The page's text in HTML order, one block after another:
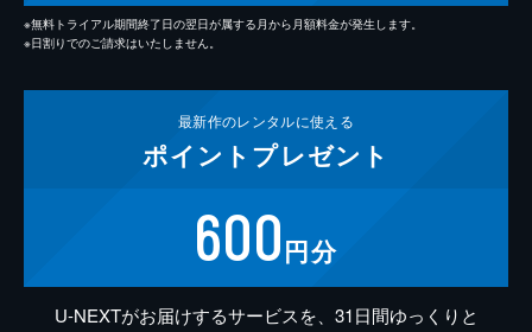
※無料トライアル期間終了日の翌日が属する月から月額料金が発生します。
※日割りでのご請求はいたしません。
最新作のレンタルに使える
ポイント プレゼント
600円分
U-NEXTがお届けするサービスを、31日間ゆっくりと